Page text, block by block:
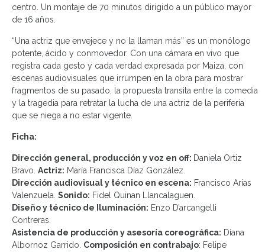
centro. Un montaje de 70 minutos dirigido a un público mayor
de 16 años.
“Una actriz que envejece y no la llaman más” es un monólogo
potente, ácido y conmovedor. Con una cámara en vivo que
registra cada gesto y cada verdad expresada por Maiza, con
escenas audiovisuales que irrumpen en la obra para mostrar
fragmentos de su pasado, la propuesta transita entre la comedia
y la tragedia para retratar la lucha de una actriz de la periferia
que se niega a no estar vigente.
Ficha:
Dirección general, producción y voz en off: Daniela Ortiz
Bravo. Actriz: María Francisca Díaz González.
Dirección audiovisual y técnico en escena: Francisco Arias
Valenzuela. Sonido: Fidel Quinan Llancalaguen.
Diseño y técnico de Iluminación: Enzo D’arcangelli
Contreras.
Asistencia de producción y asesoría coreográfica: Diana
Albornoz Garrido. Composición en contrabajo: Felipe